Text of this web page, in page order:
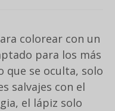
colorear con un
para los más
que se oculta, solo
salvajes con el
el lápiz solo